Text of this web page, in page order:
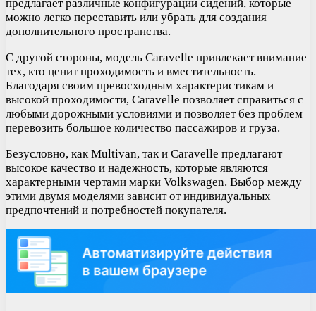
предлагает различные конфигурации сидений, которые
можно легко переставить или убрать для создания
дополнительного пространства.
С другой стороны, модель Caravelle привлекает внимание
тех, кто ценит проходимость и вместительность.
Благодаря своим превосходным характеристикам и
высокой проходимости, Caravelle позволяет справиться с
любыми дорожными условиями и позволяет без проблем
перевозить большое количество пассажиров и груза.
Безусловно, как Multivan, так и Caravelle предлагают
высокое качество и надежность, которые являются
характерными чертами марки Volkswagen. Выбор между
этими двумя моделями зависит от индивидуальных
предпочтений и потребностей покупателя.